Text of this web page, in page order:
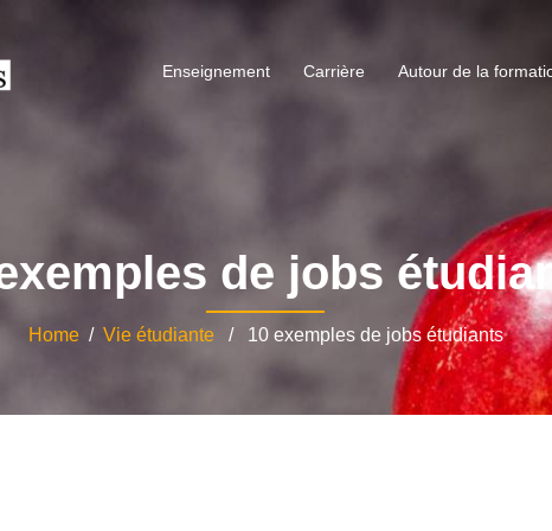
Enseignement Carrière Autour de la
de jobs
Home/ Vie étudiante/ 10 exemples de jobs étudiants